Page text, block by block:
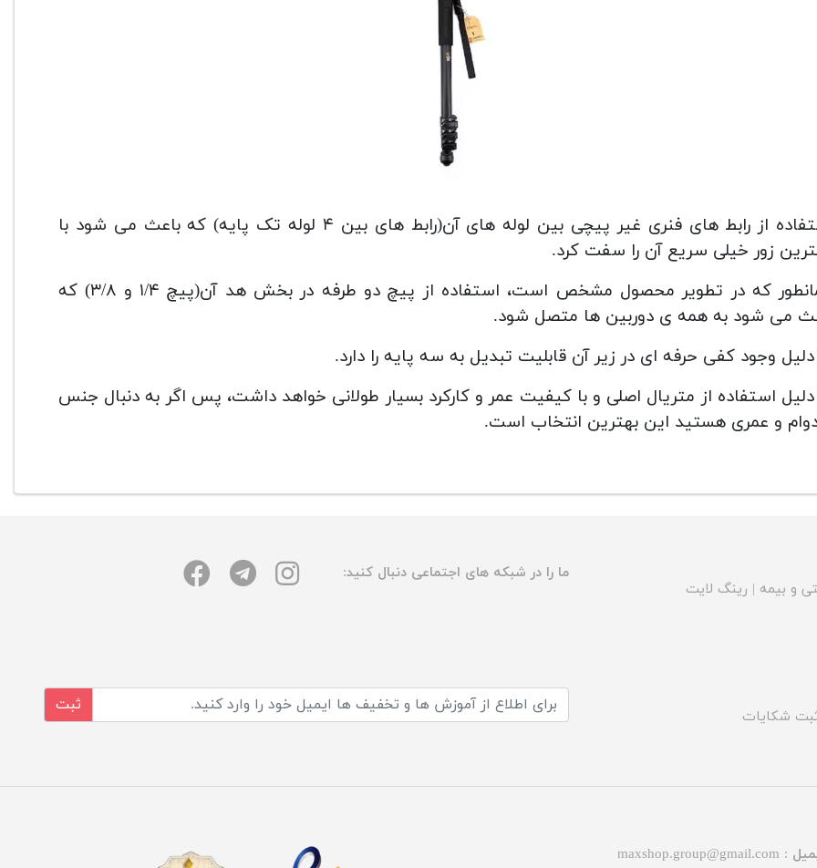
استفاده از رابط های فنری غیر پیچی بین لوله های آن(رابط های بین ۴ لوله تک پایه) که باعث می شود با
زور خیلی سریع آن را سفت کرد.
همانطور که در تطویر محصول مشخص است، استفاده از پیچ دو طرفه در بخش هد آن(پیچ ۱/۴ و ۳/۸) که
می شود به همه ی دوربین ها متصل شود.
وجود کفی حرفه ای در زیر آن قابلیت تبدیل به سه پایه را دارد.
دلیل استفاده از متریال اصلی و با کیفیت عمر و کارکرد بسیار طولانی خواهد داشت، پس اگر به دنبال جنس
دوام و عمری هستید این بهترین انتخاب است.
و بیمه | رینگ لایت
ما را در شبکه های اجتماعی دنبال کنید:
شکایات
ثبت
:
maxshop.group@gmail.com